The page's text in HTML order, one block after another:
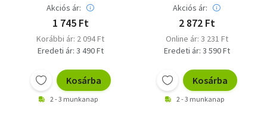
Akciós ár:
1 745 Ft
Korábbi ár: 2 094 Ft
Eredeti ár: 3 490 Ft
Kosárba
2 - 3 munkanap
Akciós ár:
2 872 Ft
Online ár: 3 231 Ft
Eredeti ár: 3 590 Ft
Kosárba
2 - 3 munkanap